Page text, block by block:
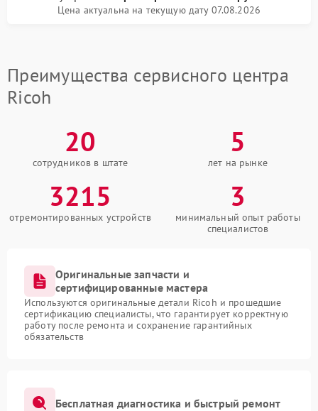
Цена актуальна на текущую дату 07.08.2026
Преимущества сервисного центра
Ricoh
20
сотрудников в штате
5
лет на рынке
3215
отремонтированных устройств
3
минимальный опыт работы
специалистов
Оригинальные запчасти и
сертифицированные мастера
Используются оригинальные детали Ricoh и прошедшие
сертификацию специалисты, что гарантирует корректную
работу после ремонта и сохранение гарантийных
обязательств
Бесплатная диагностика и быстрый ремонт